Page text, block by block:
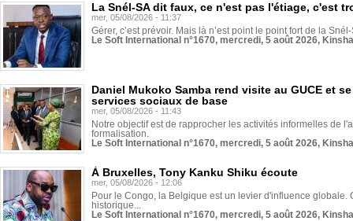
La Snél-SA dit faux, ce n'est pas l'étiage, c'est
mer, 05/08/2026 - 11:37
Gérer, c’est prévoir. Mais là n’est point le point fort de la
Le Soft International n°1670, mercredi, 5 août 2026,
Daniel Mukoko Samba rend visite au GUCE et
services sociaux de base
mer, 05/08/2026 - 11:43
Notre objectif est de rapprocher les activités informelles de
formalisation.
Le Soft International n°1670, mercredi, 5 août 2026,
À Bruxelles, Tony Kanku Shiku écoute
mer, 05/08/2026 - 12:06
Pour le Congo, la Belgique est un levier d'influence globale.
historique...
Le Soft International n°1670, mercredi, 5 août 2026,